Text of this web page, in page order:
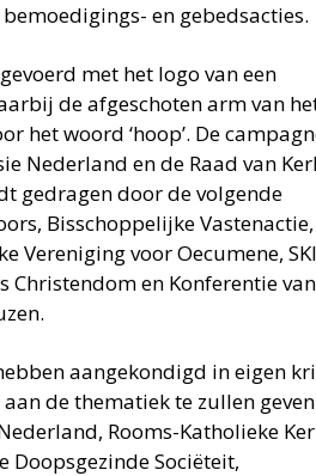
en gebedsacties.
met het logo van een
de afgeschoten arm van
het woord ‘hoop’. De
Nederland en de Raad van
gedragen door de volgende
Bisschoppelijke Vastenactie,
Vereniging voor Oecumene,
Christendom en Konferentie van
aangekondigd in eigen
de thematiek te zullen
Rooms-Katholieke
Doopsgezinde Sociëteit,